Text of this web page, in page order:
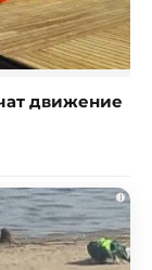
движение
i